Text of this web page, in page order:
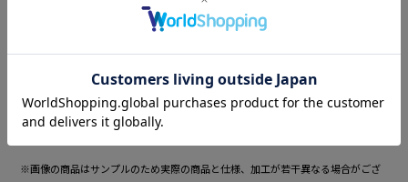
ウエスト周りにゆとりがあり、腰あたりで落として履くとちょうどいい
です。
張りがありますが馴染んでくると思います。ゆったり履けるので楽です
が、裾がテーパードなので、大きいというよりこなれて見えるルーズ感です。
※画像の商品はサンプルのため実際の商品と仕様、加工が若干異なる場合がござ